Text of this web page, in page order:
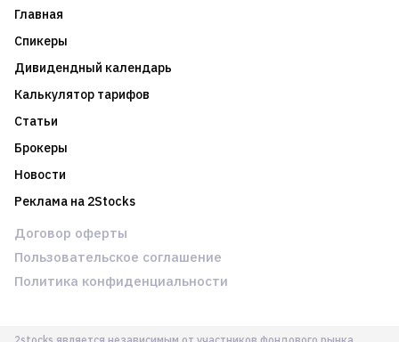
Главная
Спикеры
Дивидендный календарь
Калькулятор тарифов
Статьи
Брокеры
Новости
Реклама на 2Stocks
Договор оферты
Пользовательское соглашение
Политика конфиденциальности